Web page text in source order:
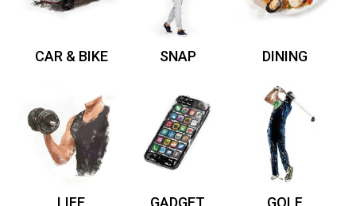
CAR & BIKE SNAP DINING
LIFE GADGET GOLF